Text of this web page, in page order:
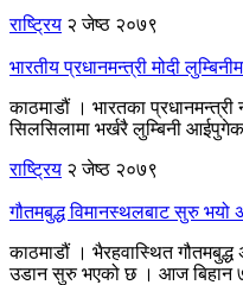
राष्ट्रिय २ जेष्ठ २०७९
भारतीय प्रधानमन्त्री मोदी
काठमाडौं । भारतका
सिलसिलामा भर्खरै लुम्बिनी
राष्ट्रिय २ जेष्ठ २०७९
गौतमबुद्ध विमानस्थलबाट सुरु भयो
काठमाडौं । भैरहवास्थित गौतमबुद्ध
उडान सुरु भएको छ । आज बिहान